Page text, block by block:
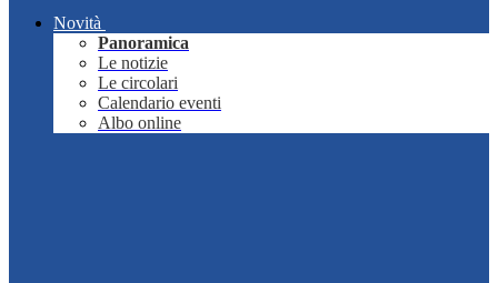
Novità
Panoramica
Le notizie
Le circolari
Calendario eventi
Albo online